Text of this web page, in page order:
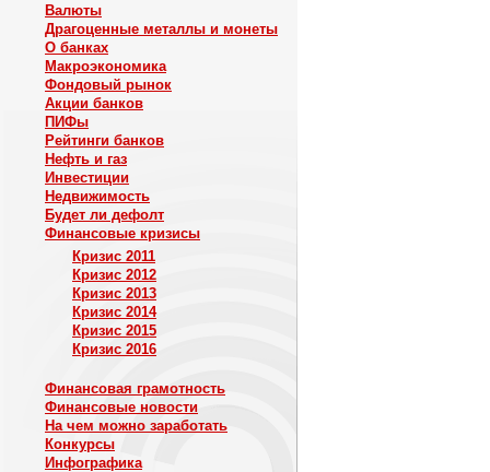
Валюты
Драгоценные металлы и монеты
О банках
Макроэкономика
Фондовый рынок
Акции банков
ПИФы
Рейтинги банков
Нефть и газ
Инвестиции
Недвижимость
Будет ли дефолт
Финансовые кризисы
Кризис 2011
Кризис 2012
Кризис 2013
Кризис 2014
Кризис 2015
Кризис 2016
Финансовая грамотность
Финансовые новости
На чем можно заработать
Конкурсы
Инфографика